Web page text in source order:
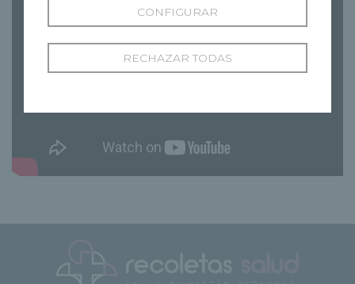
RECHAZAR TODAS
CONFIGURAR